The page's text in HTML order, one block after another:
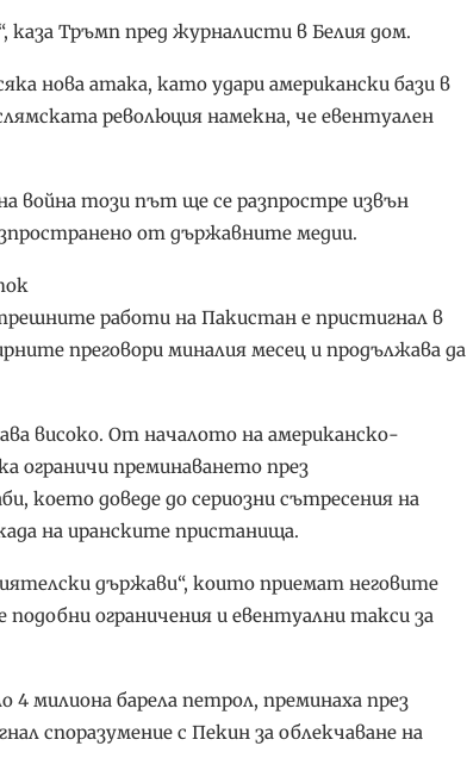
каза Тръмп пред журналисти в Белия дом.
нова атака, като удари американски бази в
революция намекна, че евентуален
война този път ще се разпростре извън
от държавните медии.
работи на Пакистан е пристигнал в
преговори миналия месец и продължава да
високо. От началото на американско-
ограничи преминаването през
което доведе до сериозни сътресения на
на иранските пристанища.
държави“, които приемат неговите
ограничения и евентуални такси за
4 милиона барела петрол, преминаха през
споразумение с Пекин за облекчаване на